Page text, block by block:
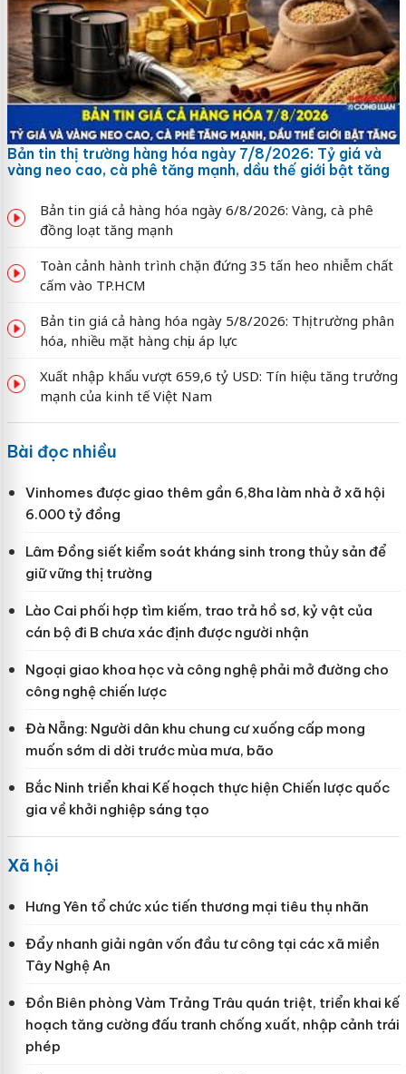
Bản tin thị trường hàng hóa ngày 7/8/2026: Tỷ giá và
vàng neo cao, cà phê tăng mạnh, dầu thế giới bật tăng
Bản tin giá cả hàng hóa ngày 6/8/2026: Vàng, cà phê
đồng loạt tăng mạnh
Toàn cảnh hành trình chặn đứng 35 tấn heo nhiễm chất
cấm vào TP.HCM
Bản tin giá cả hàng hóa ngày 5/8/2026: Thị trường phân
hóa, nhiều mặt hàng chịu áp lực
Xuất nhập khẩu vượt 659,6 tỷ USD: Tín hiệu tăng trưởng
mạnh của kinh tế Việt Nam
Bài đọc nhiều
Vinhomes được giao thêm gần 6,8ha làm nhà ở xã hội
6.000 tỷ đồng
Lâm Đồng siết kiểm soát kháng sinh trong thủy sản để
giữ vững thị trường
Lào Cai phối hợp tìm kiếm, trao trả hồ sơ, kỷ vật của
cán bộ đi B chưa xác định được người nhận
Ngoại giao khoa học và công nghệ phải mở đường cho
công nghệ chiến lược
Đà Nẵng: Người dân khu chung cư xuống cấp mong
muốn sớm di dời trước mùa mưa, bão
Bắc Ninh triển khai Kế hoạch thực hiện Chiến lược quốc
gia về khởi nghiệp sáng tạo
Xã hội
Hưng Yên tổ chức xúc tiến thương mại tiêu thụ nhãn
Đẩy nhanh giải ngân vốn đầu tư công tại các xã miền
Tây Nghệ An
Đồn Biên phòng Vàm Trảng Trâu quán triệt, triển khai kế
hoạch tăng cường đấu tranh chống xuất, nhập cảnh trái
phép